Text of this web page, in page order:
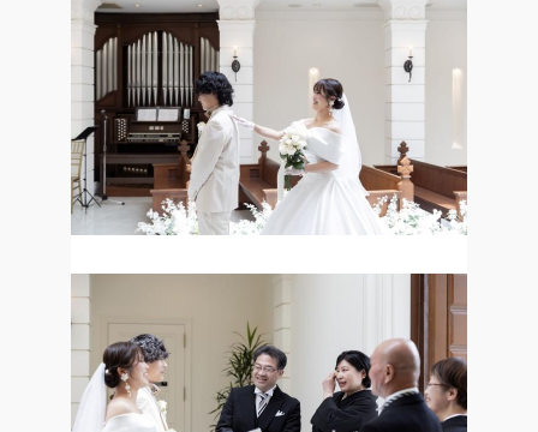
GUEST
ご列席者の皆さまへ
SUPPORT
お手伝い
資料請求 お問い合わせ フェア予約